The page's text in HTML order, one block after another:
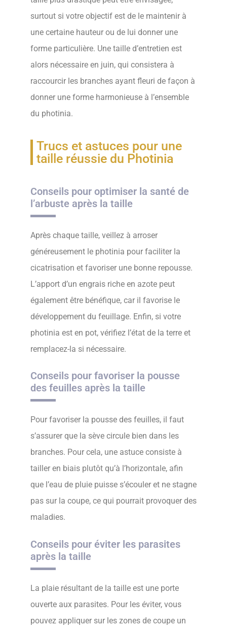
surtout si votre objectif est de le maintenir à
une certaine hauteur ou de lui donner une
forme particulière. Une taille d’entretien est
alors nécessaire en juin, qui consistera à
raccourcir les branches ayant fleuri de façon à
donner une forme harmonieuse à l’ensemble
du photinia.
Trucs et astuces pour une
taille réussie du Photinia
Conseils pour optimiser la santé de
l’arbuste après la taille
Après chaque taille, veillez à arroser
généreusement le photinia pour faciliter la
cicatrisation et favoriser une bonne repousse.
L’apport d’un engrais riche en azote peut
également être bénéfique, car il favorise le
développement du feuillage. Enfin, si votre
photinia est en pot, vérifiez l’état de la terre et
remplacez-la si nécessaire.
Conseils pour favoriser la pousse
des feuilles après la taille
Pour favoriser la pousse des feuilles, il faut
s’assurer que la sève circule bien dans les
branches. Pour cela, une astuce consiste à
tailler en biais plutôt qu’à l’horizontale, afin
que l’eau de pluie puisse s’écouler et ne stagne
pas sur la coupe, ce qui pourrait provoquer des
maladies.
Conseils pour éviter les parasites
après la taille
La plaie résultant de la taille est une porte
ouverte aux parasites. Pour les éviter, vous
pouvez appliquer sur les zones de coupe un